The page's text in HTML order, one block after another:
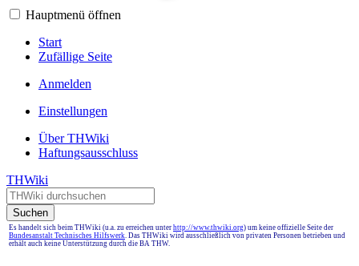
Hauptmenü öffnen
Start
Zufällige Seite
Anmelden
Einstellungen
Über THWiki
Haftungsausschluss
THWiki
Suchen
Es handelt sich beim THWiki (u.a. zu erreichen unter http://www.thwiki.org) um keine offizielle Seite der
Bundesanstalt Technisches Hilfswerk. Das THWiki wird ausschließlich von privaten Personen betrieben und
erhält auch keine Unterstützung durch die BA THW.